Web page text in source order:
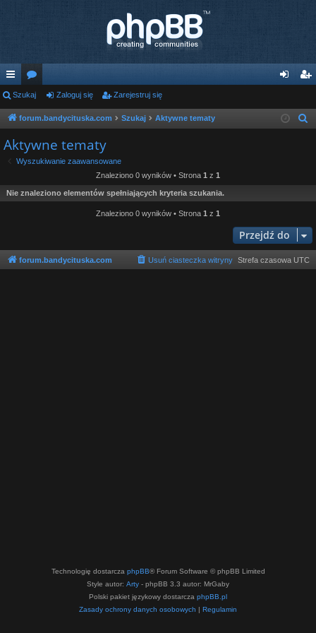
ię
ce
j
…
or
a og ej
si
Szukaj Zaloguj się Zarejestruj się
forum.bandycituska.com Szukaj Aktywne tematy
Aktywne tematy
Wyszukiwanie zaawansowane
Znaleziono 0 wyników • Strona 1 z 1
Nie znaleziono elementów spełniających kryteria szukania.
Znaleziono 0 wyników • Strona 1 z 1
Przejdź do
forum.bandycituska.com Strefa czasowa UTC
Usuń ciasteczka witryny
Technologię dostarcza phpBB® Forum Software © phpBB Limited
Style autor: Arty - phpBB 3.3 autor: MrGaby
Polski pakiet językowy dostarcza phpBB.pl
Zasady ochrony danych osobowych | Regulamin